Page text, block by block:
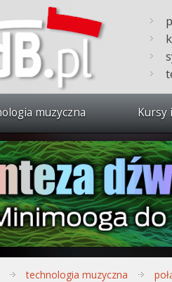
muzyczna Kursy
Synteza
Bitwig
technologia muzyczna